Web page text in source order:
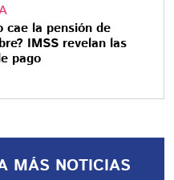
cae la pensión de
IMSS revelan las
pago
MÁS NOTICIAS